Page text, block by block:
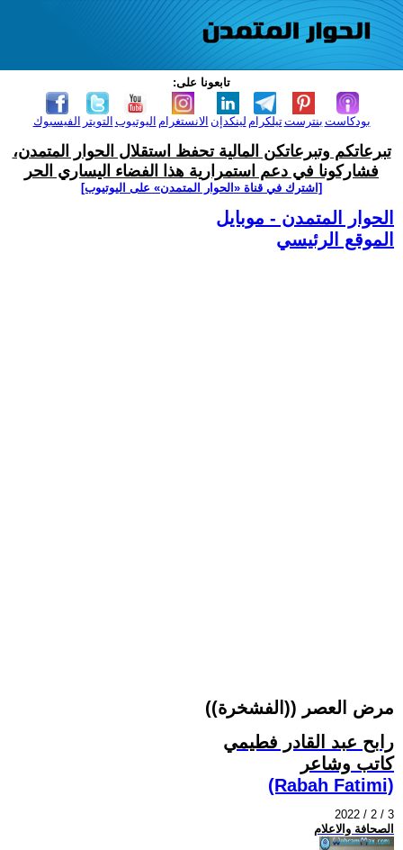
تابعونا على:
الفيسبوك التويتر اليوتيوب الانستغرام لينكدإن تيلكرامبنترست بودكاست
تبرعاتكم وتبرعاتكن المالية تحفظ استقلال الحوار المتمدن،
فشاركونا في دعم استمرارية هذا الفضاء اليساري الحر
[اشترك في قناة ‫«الحوار المتمدن» على اليوتيوب]
الحوار المتمدن - موبايل
الموقع الرئيسي
((الفشخرة)) مرض العصر
رابح عبد القادر فطيمي
كاتب وشاعر
(Rabah Fatimi)
2022 / 2 / 3
الصحافة والاعلام